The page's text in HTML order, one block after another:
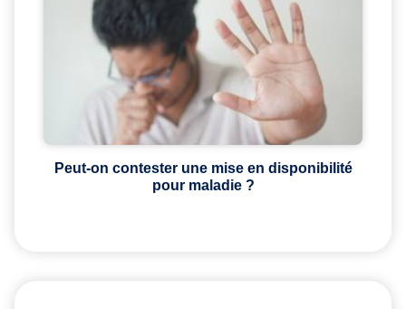
Peut-on contester une mise en disponibilité
pour maladie ?